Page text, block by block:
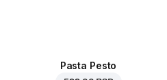
Pasta Pesto